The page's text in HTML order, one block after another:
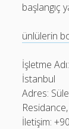
başlangıç
ünlülerin
İşletme
İstanbul
Adres:
İletişim: